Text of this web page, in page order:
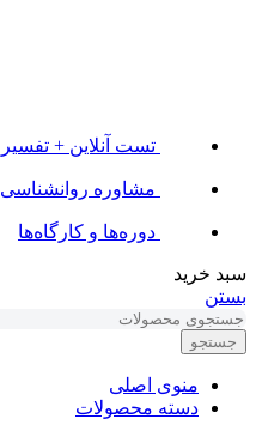
تست آنلاین + تفسیر
مشاوره روانشناسی
دوره‌ها و کارگاه‌ها
سبد خرید
بستن
جستجو
منوی اصلی
دسته محصولات